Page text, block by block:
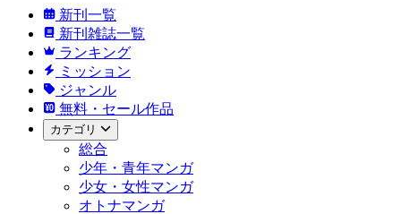
新刊一覧
新刊雑誌一覧
ランキング
ミッション
ジャンル
無料・セール作品
カテゴリ
総合
少年・青年マンガ
少女・女性マンガ
オトナマンガ